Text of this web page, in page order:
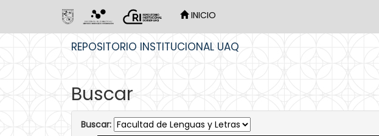
INICIO
REPOSITORIO INSTITUCIONAL UAQ
Buscar
Buscar: